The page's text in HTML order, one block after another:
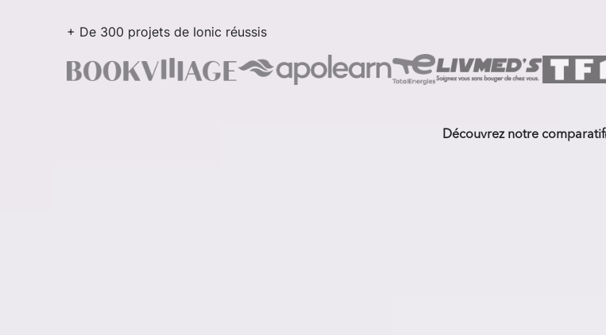
+ De 300 projets de Ionic réussis
Découvrez notre comparatif